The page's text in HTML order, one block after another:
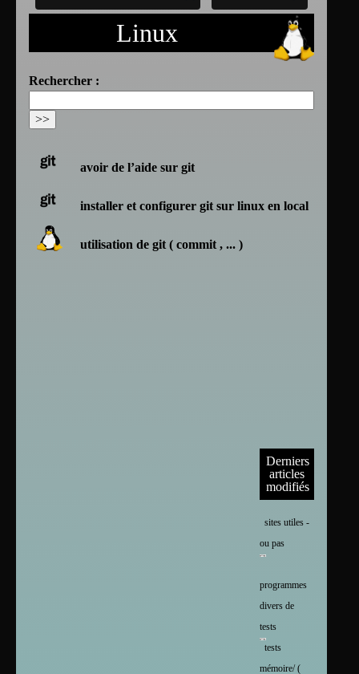
Linux
Rechercher :
avoir de l’aide sur git
installer et configurer git sur linux en local
utilisation de git ( commit , ... )
Derniers
articles
modifiés
sites utiles -
ou pas
programmes
divers de
tests
tests
mémoire/ (